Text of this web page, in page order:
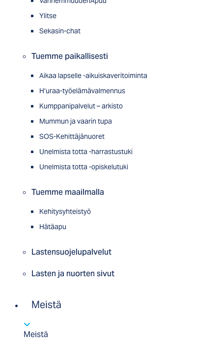
Ylitse
Sekasin-chat
Tuemme paikallisesti
Aikaa lapselle -aikuiskaveritoiminta
H’uraa-työelämävalmennus
Kumppanipalvelut – arkisto
Mummun ja vaarin tupa
SOS-Kehittäjänuoret
Unelmista totta -harrastustuki
Unelmista totta -opiskelutuki
Tuemme maailmalla
Kehitysyhteistyö
Hätäapu
Lastensuojelupalvelut
Lasten ja nuorten sivut
Meistä
Meistä